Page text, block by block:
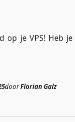
op je VPS! Heb
doorFlorian Galz